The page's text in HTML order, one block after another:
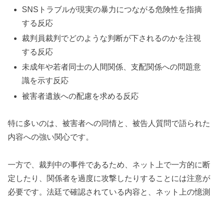
SNSトラブルが現実の暴力につながる危険性を指摘
する反応
裁判員裁判でどのような判断が下されるのかを注視
する反応
未成年や若者同士の人間関係、支配関係への問題意
識を示す反応
被害者遺族への配慮を求める反応
特に多いのは、被害者への同情と、被告人質問で語られた
内容への強い関心です。
一方で、裁判中の事件であるため、ネット上で一方的に断
定したり、関係者を過度に攻撃したりすることには注意が
必要です。法廷で確認されている内容と、ネット上の憶測